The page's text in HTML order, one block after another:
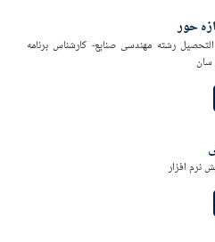
حور
رشته مهندسی صنایع- کارشناس برنامه
نرم افزار